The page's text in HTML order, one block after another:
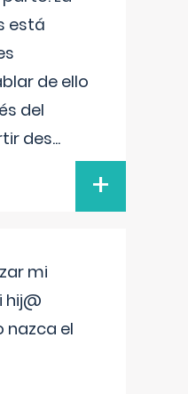
está
de ello
del
des...
+
mi
hij@
nazca el